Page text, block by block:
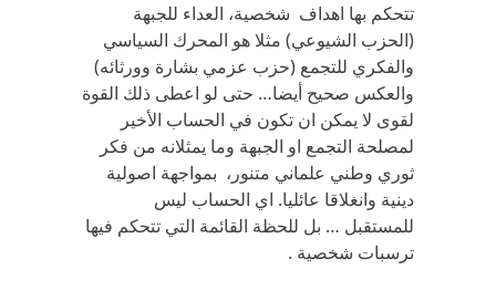
تتحكم بها اهداف شخصية، العداء للجبهة
(الحزب الشيوعي) مثلا هو المحرك السياسي
والفكري للتجمع (حزب عزمي بشارة وورثائه)
والعكس صحيح أيضا… حتى لو اعطى ذلك القوة
لقوى لا يمكن ان تكون في الحساب الأخير
لمصلحة التجمع او الجبهة وما يمثلانه من فكر
ثوري وطني علماني متنور، بمواجهة اصولية
دينية وانغلاقا عائليا. اي الحساب ليس
للمستقبل … بل للحظة القائمة التي تتحكم فيها
ترسبات شخصية .